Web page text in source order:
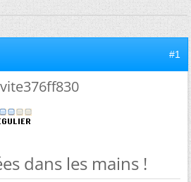
#1
dans les mains !